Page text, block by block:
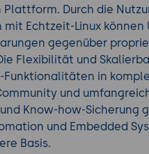
Durch die
mit Echtzeit-Linux
gegenüber
Flexibilität und
in
und
Know-how-Sicherung
und Embedded
Basis.